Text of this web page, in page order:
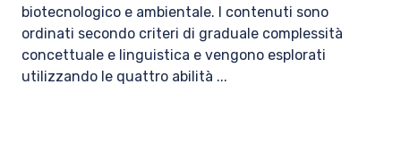
biotecnologico e ambientale. I contenuti sono
ordinati secondo criteri di graduale complessità
concettuale e linguistica e vengono esplorati
utilizzando le quattro abilità ...